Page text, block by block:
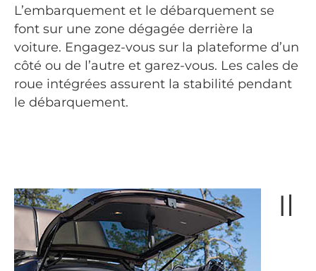
L’embarquement et le débarquement se
font sur une zone dégagée derrière la
voiture. Engagez-vous sur la plateforme d’un
côté ou de l’autre et garez-vous. Les cales de
roue intégrées assurent la stabilité pendant
le débarquement.
Il